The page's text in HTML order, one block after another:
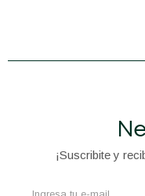
¡Suscribite y